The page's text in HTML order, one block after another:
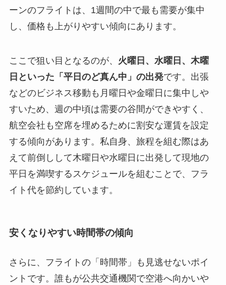
ーンのフライトは、1週間の中で最も需要が集中
し、価格も上がりやすい傾向にあります。
ここで狙い目となるのが、 火曜日、水曜日、木曜
日といった「平日のど真ん中」の出発です。出張
などのビジネス移動も月曜日や金曜日に集中しや
すいため、週の中頃は需要の谷間ができやすく、
航空会社も空席を埋めるために割安な運賃を設定
する傾向があります。私自身、旅程を組む際はあ
えて前倒しして木曜日や水曜日に出発して現地の
平日を満喫するスケジュールを組むことで、フラ
イト代を節約しています。
安くなりやすい時間帯の傾向
さらに、フライトの「時間帯」も見逃せないポイ
ントです。誰もが公共交通機関で空港へ向かいや